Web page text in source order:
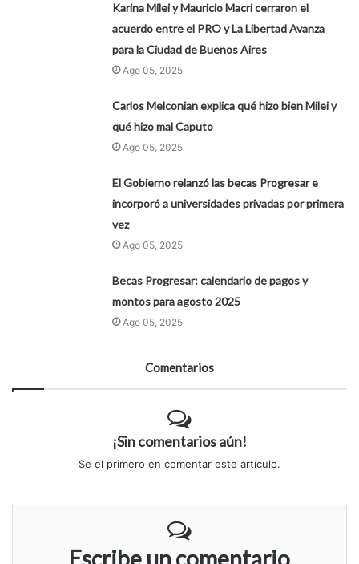
Karina Milei y Mauricio Macri cerraron el
acuerdo entre el PRO y La Libertad Avanza
para la Ciudad de Buenos Aires
Ago 05, 2025
Carlos Melconian explica qué hizo bien Milei y
qué hizo mal Caputo
Ago 05, 2025
El Gobierno relanzó las becas Progresar e
incorporó a universidades privadas por primera
vez
Ago 05, 2025
Becas Progresar: calendario de pagos y
montos para agosto 2025
Ago 05, 2025
Comentarios
¡Sin comentarios aún!
Se el primero en comentar este artículo.